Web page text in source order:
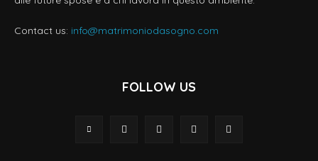
Contact us: info@matrimoniodasogno.com
FOLLOW US